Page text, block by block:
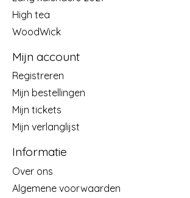
High tea
WoodWick
Mijn account
Registreren
Mijn bestellingen
Mijn tickets
Mijn verlanglijst
Informatie
Over ons
Algemene voorwaarden